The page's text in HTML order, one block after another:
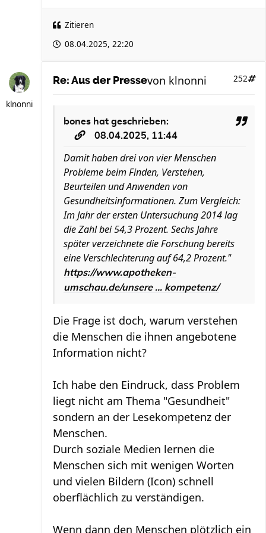
Zitieren
08.04.2025, 22:20
klnonni
Re: Aus der Presse 252
von klnonni
bones hat geschrieben:
08.04.2025, 11:44
Damit haben drei von vier Menschen
Probleme beim Finden, Verstehen,
Beurteilen und Anwenden von
Gesundheitsinformationen. Zum Vergleich:
Im Jahr der ersten Untersuchung 2014 lag
die Zahl bei 54,3 Prozent. Sechs Jahre
später verzeichnete die Forschung bereits
eine Verschlechterung auf 64,2 Prozent."
https://www.apotheken-
umschau.de/unsere ... kompetenz/
Die Frage ist doch, warum verstehen
die Menschen die ihnen angebotene
Information nicht?
Ich habe den Eindruck, dass Problem
liegt nicht am Thema "Gesundheit"
sondern an der Lesekompetenz der
Menschen.
Durch soziale Medien lernen die
Menschen sich mit wenigen Worten
und vielen Bildern (Icon) schnell
oberflächlich zu verständigen.
Wenn dann den Menschen plötzlich ein